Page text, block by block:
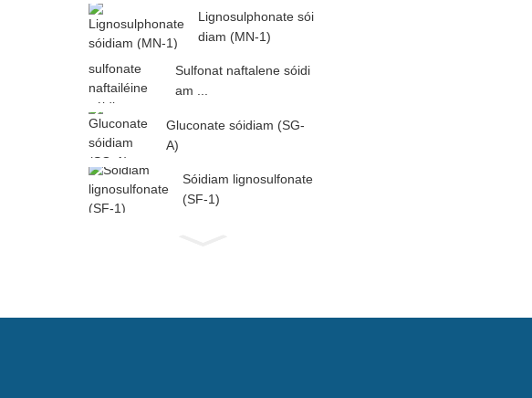
Lignosulphonate sói
diam (MN-1)
Sulfonat naftalene sóidi
am ...
Gluconate sóidiam (SG-
A)
Sóidiam lignosulfonate
(SF-1)